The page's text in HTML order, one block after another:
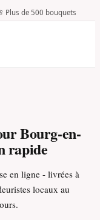
Plus de 500 bouquets
Bourg-en-
rapide
en ligne - livrées à
locaux au